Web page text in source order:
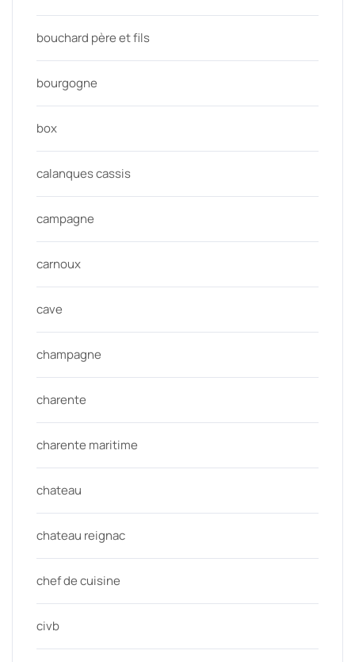
bouchard père et fils
bourgogne
box
calanques cassis
campagne
carnoux
cave
champagne
charente
charente maritime
chateau
chateau reignac
chef de cuisine
civb